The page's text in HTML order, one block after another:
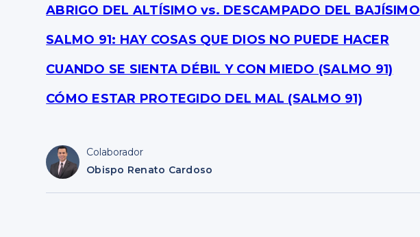
ABRIGO DEL ALTÍSIMO vs. DESCAMPADO DEL BAJÍSIMO
SALMO 91: HAY COSAS QUE DIOS NO PUEDE HACER
CUANDO SE SIENTA DÉBIL Y CON MIEDO (SALMO 91)
CÓMO ESTAR PROTEGIDO DEL MAL (SALMO 91)
Colaborador
Obispo Renato Cardoso